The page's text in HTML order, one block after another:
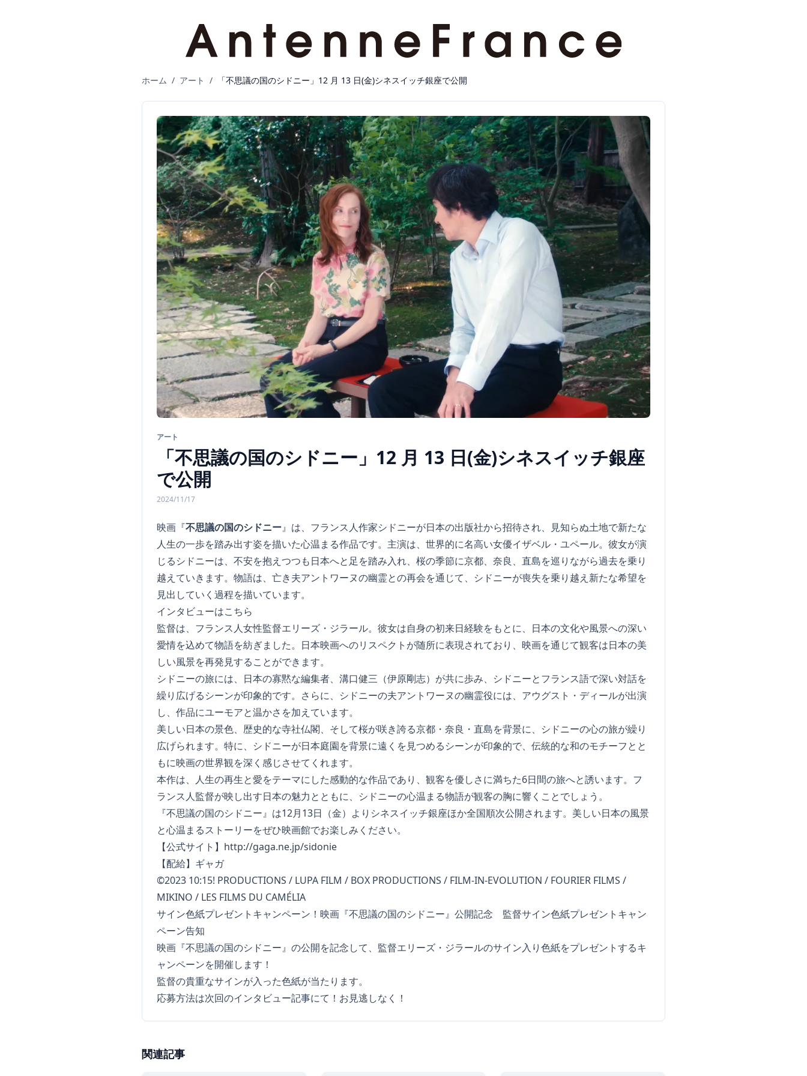
ホーム / アート / 「不思議の国のシドニー」12 月 13 日(金)シネスイッチ銀座で公開
アート
「不思議の国のシドニー」12 月 13 日(金)シネスイッチ銀座
で公開
2024/11/17
映画『不思議の国のシドニー』は、フランス人作家シドニーが日本の出版社から招待され、見知らぬ土地で新たな
人生の一歩を踏み出す姿を描いた心温まる作品です。主演は、世界的に名高い女優イザベル・ユペール。彼女が演
じるシドニーは、不安を抱えつつも日本へと足を踏み入れ、桜の季節に京都、奈良、直島を巡りながら過去を乗り
越えていきます。物語は、亡き夫アントワーヌの幽霊との再会を通じて、シドニーが喪失を乗り越え新たな希望を
見出していく過程を描いています。
インタビューはこちら
監督は、フランス人女性監督エリーズ・ジラール。彼女は自身の初来日経験をもとに、日本の文化や風景への深い
愛情を込めて物語を紡ぎました。日本映画へのリスペクトが随所に表現されており、映画を通じて観客は日本の美
しい風景を再発見することができます。
シドニーの旅には、日本の寡黙な編集者、溝口健三（伊原剛志）が共に歩み、シドニーとフランス語で深い対話を
繰り広げるシーンが印象的です。さらに、シドニーの夫アントワーヌの幽霊役には、アウグスト・ディールが出演
し、作品にユーモアと温かさを加えています。
美しい日本の景色、歴史的な寺社仏閣、そして桜が咲き誇る京都・奈良・直島を背景に、シドニーの心の旅が繰り
広げられます。特に、シドニーが日本庭園を背景に遠くを見つめるシーンが印象的で、伝統的な和のモチーフとと
もに映画の世界観を深く感じさせてくれます。
本作は、人生の再生と愛をテーマにした感動的な作品であり、観客を優しさに満ちた6日間の旅へと誘います。フ
ランス人監督が映し出す日本の魅力とともに、シドニーの心温まる物語が観客の胸に響くことでしょう。
『不思議の国のシドニー』は12月13日（金）よりシネスイッチ銀座ほか全国順次公開されます。美しい日本の風景
と心温まるストーリーをぜひ映画館でお楽しみください。
【公式サイト】http://gaga.ne.jp/sidonie
【配給】ギャガ
©2023 10:15! PRODUCTIONS / LUPA FILM / BOX PRODUCTIONS / FILM-IN-EVOLUTION / FOURIER FILMS /
MIKINO / LES FILMS DU CAMÉLIA
サイン色紙プレゼントキャンペーン！映画『不思議の国のシドニー』公開記念 監督サイン色紙プレゼントキャン
ペーン告知
映画『不思議の国のシドニー』の公開を記念して、監督エリーズ・ジラールのサイン入り色紙をプレゼントするキ
ャンペーンを開催します！
監督の貴重なサインが入った色紙が当たります。
応募方法は次回のインタビュー記事にて！お見逃しなく！
関連記事